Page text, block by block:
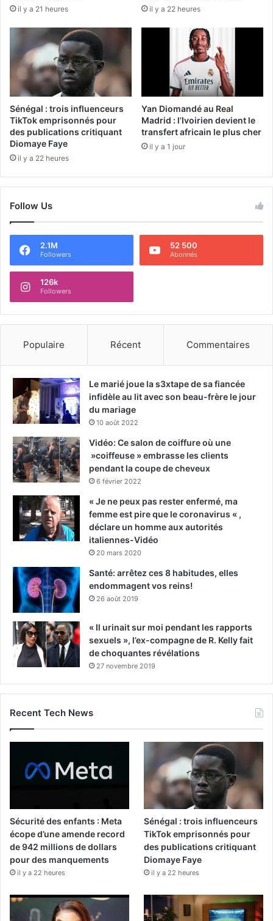
il y a 21 heures il y a 22 heures
Sénégal : trois influenceurs
TikTok emprisonnés pour
des publications critiquant
Diomaye Faye
il y a 22 heures
Yan Diomandé au Real
Madrid : l’Ivoirien devient le
transfert africain le plus cher
il y a 1 jour
Follow Us
2.1M
Followers
52 500
Abonnés
126k
Followers
Populaire Récent Commentaires
Le marié joue la s3xtape de sa fiancée
infidèle au lit avec son beau-frère le jour
du mariage
10 août 2022
Vidéo: Ce salon de coiffure où une
»coiffeuse » embrasse les clients
pendant la coupe de cheveux
6 février 2022
« Je ne peux pas rester enfermé, ma
femme est pire que le coronavirus « ,
déclare un homme aux autorités
italiennes-Vidéo
20 mars 2020
Santé: arrêtez ces 8 habitudes, elles
endommagent vos reins!
26 août 2019
« Il urinait sur moi pendant les rapports
sexuels », l’ex-compagne de R. Kelly fait
de choquantes révélations
27 novembre 2019
Recent Tech News
Sécurité des enfants : Meta
écope d’une amende record
de 942 millions de dollars
pour des manquements
il y a 22 heures
Sénégal : trois influenceurs
TikTok emprisonnés pour
des publications critiquant
Diomaye Faye
il y a 22 heures